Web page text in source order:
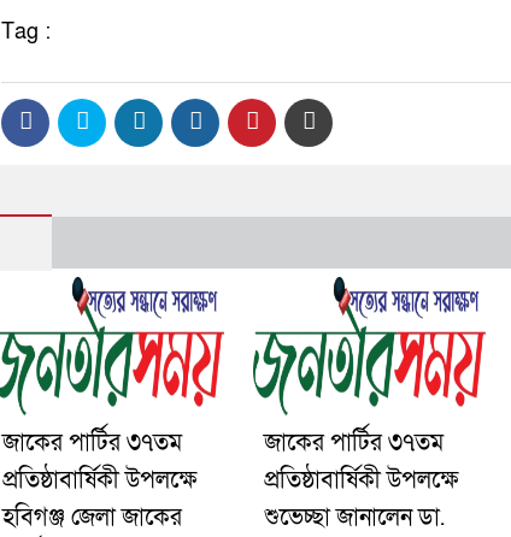
Tag :
জাকের পার্টির ৩৭তম
প্রতিষ্ঠাবার্ষিকী উপলক্ষে
হবিগঞ্জ জেলা জাকের
জাকের পার্টির ৩৭তম
প্রতিষ্ঠাবার্ষিকী উপলক্ষে
শুভেচ্ছা জানালেন ডা.